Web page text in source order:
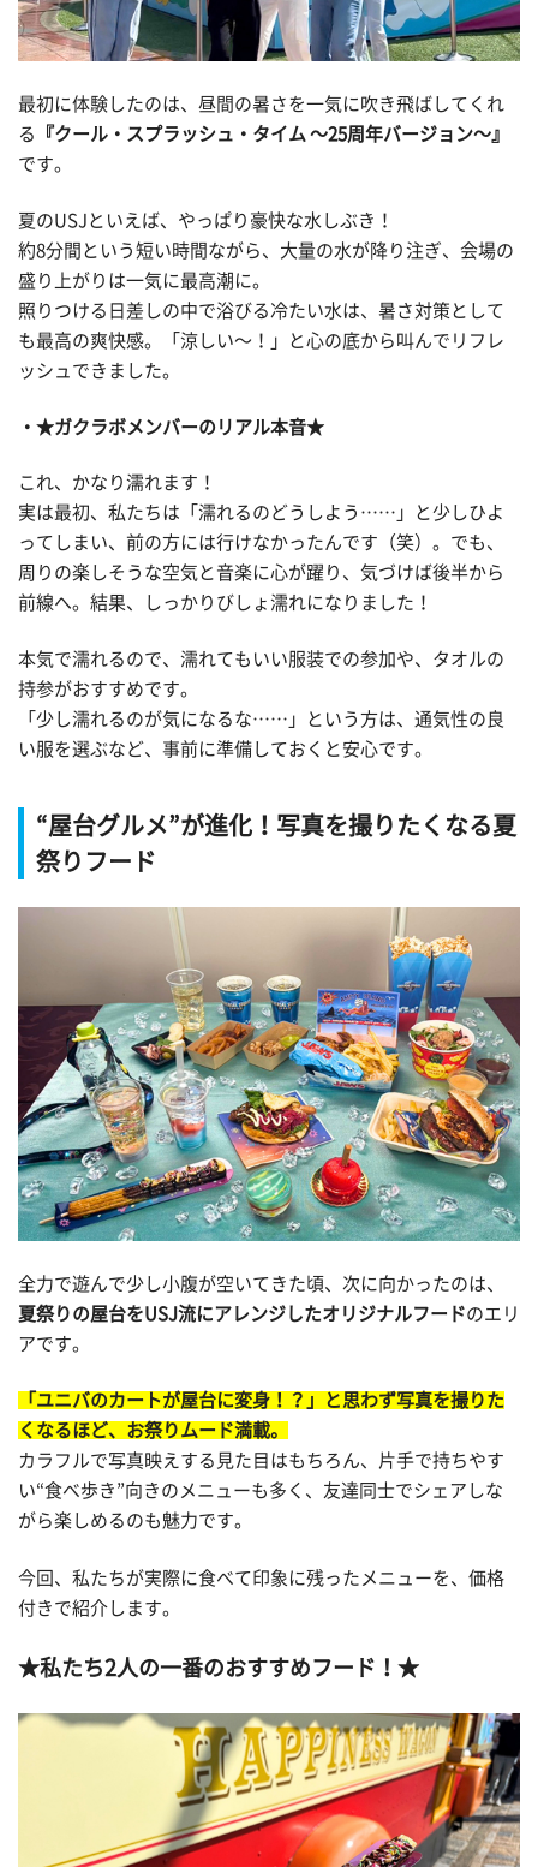
最初に体験したのは、昼間の暑さを一気に吹き飛ばしてくれ
る
『クール・スプラッシュ・タイム ～25周年バージョン～』
です。
夏のUSJといえば、やっぱり豪快な水しぶき！
約8分間という短い時間ながら、大量の水が降り注ぎ、会場の
盛り上がりは一気に最高潮に。
照りつける日差しの中で浴びる冷たい水は、暑さ対策として
も最高の爽快感。「涼しい〜！」と心の底から叫んでリフレ
ッシュできました。
★ガクラボメンバーのリアル本音★
これ、かなり濡れます！
実は最初、私たちは「濡れるのどうしよう……」と少しひよ
ってしまい、前の方には行けなかったんです（笑）。でも、
周りの楽しそうな空気と音楽に心が躍り、気づけば後半から
前線へ。結果、しっかりびしょ濡れになりました！
本気で濡れるので、濡れてもいい服装での参加や、タオルの
持参がおすすめです。
「少し濡れるのが気になるな……」という方は、通気性の良
い服を選ぶなど、事前に準備しておくと安心です。
“屋台グルメ”が進化！写真を撮りたくなる夏
祭りフード
全力で遊んで少し小腹が空いてきた頃、次に向かったのは、
夏祭りの屋台をUSJ流にアレンジしたオリジナルフードのエリ
アです。
「ユニバのカートが屋台に変身！？」と思わず写真を撮りた
くなるほど、お祭りムード満載。
カラフルで写真映えする見た目はもちろん、片手で持ちやす
い“食べ歩き”向きのメニューも多く、友達同士でシェアしな
がら楽しめるのも魅力です。
今回、私たちが実際に食べて印象に残ったメニューを、価格
付きで紹介します。
★私たち2人の一番のおすすめフード！★